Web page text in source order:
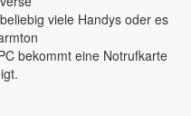
viele Handys oder es
bekommt eine Notrufkarte